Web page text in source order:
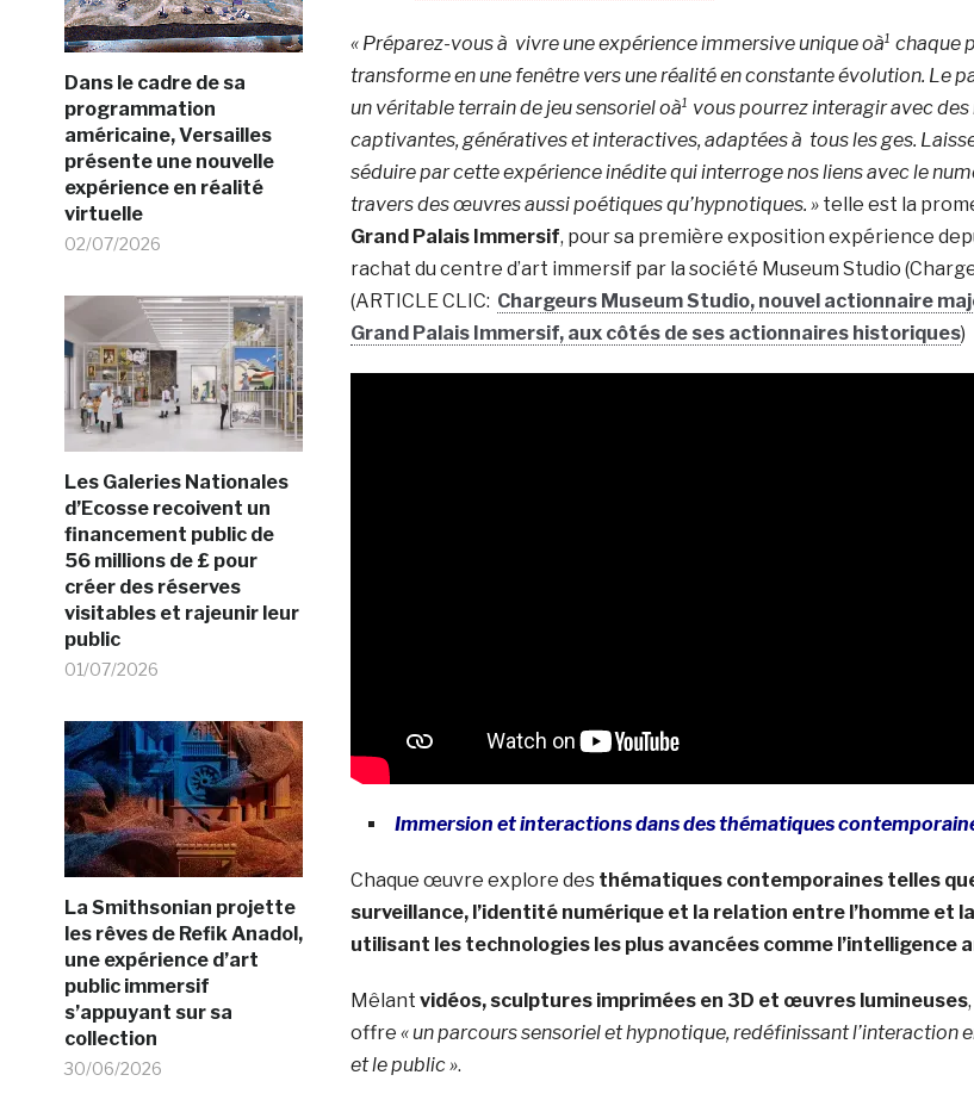
Dans le cadre de sa
programmation
américaine, Versailles
présente une nouvelle
expérience en réalité
virtuelle
02/07/2026
Les Galeries Nationales
d’Ecosse recoivent un
financement public de
56 millions de £ pour
créer des réserves
visitables et rajeunir leur
public
01/07/2026
La Smithsonian projette
les rêves de Refik Anadol,
une expérience d’art
public immersif
s’appuyant sur sa
collection
30/06/2026
« Préparez-vous à vivre une expérience immersive unique oà¹ chaque
transforme en une fenêtre vers une réalité en constante évolution. Le
un véritable terrain de jeu sensoriel oà¹ vous pourrez interagir avec
captivantes, génératives et interactives, adaptées à tous les ges.
séduire par cette expérience inédite qui interroge nos liens avec le
travers des œuvres aussi poétiques qu’hypnotiques. »telle est la
Grand Palais Immersif, pour sa première exposition expérience
rachat du centre d’art immersif par la société Museum Studio
(ARTICLE CLIC: Chargeurs Museum Studio, nouvel actionnaire
Grand Palais Immersif, aux côtés de ses actionnaires historiques)
Immersion et interactions dans des thématiques
Chaque œuvre explore des thématiques contemporaines telles
surveillance, l’identité numérique et la relation entre l’homme et
utilisant les technologies les plus avancées comme l’intelligence
Mêlant vidéos, sculptures imprimées en 3D et œuvres lumineuses
offre « un parcours sensoriel et hypnotique, redéfinissant l’interaction
et le public ».